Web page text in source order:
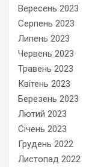
Вересень 2023
Серпень 2023
Липень 2023
Червень 2023
Травень 2023
Квітень 2023
Березень 2023
Лютий 2023
Січень 2023
Грудень 2022
Листопад 2022